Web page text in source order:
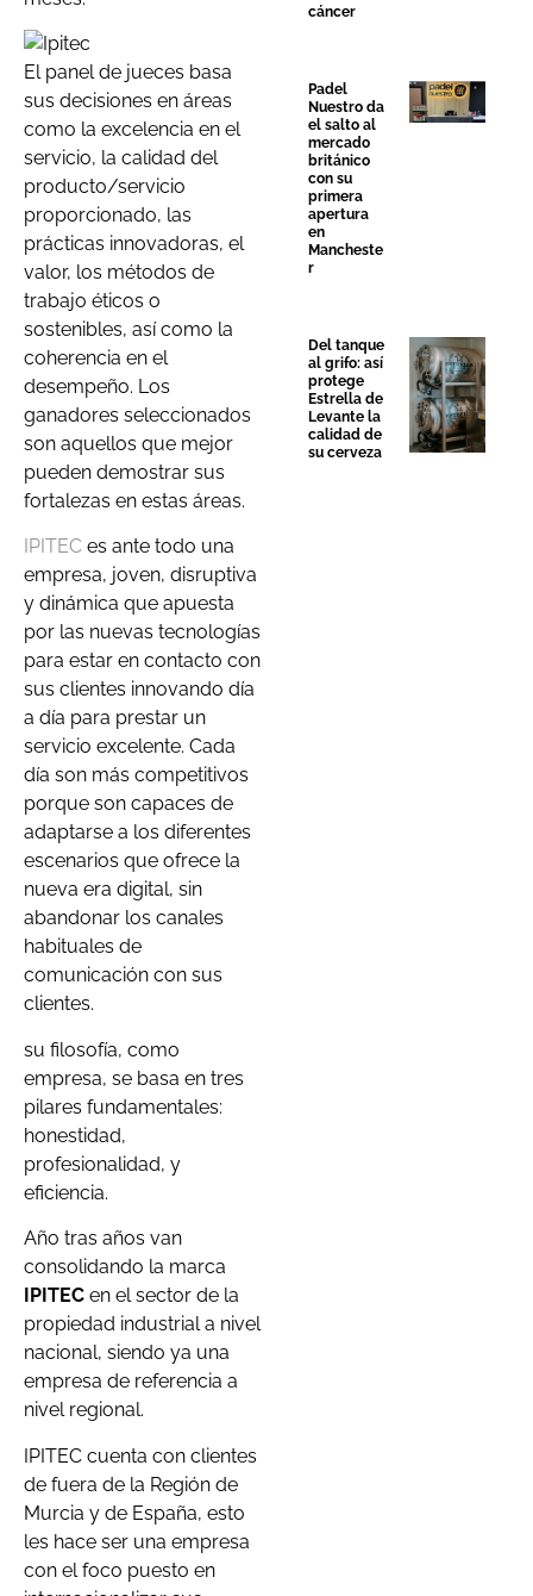
El panel de jueces basa
sus decisiones en áreas
como la excelencia en el
servicio, la calidad del
producto/servicio
proporcionado, las
prácticas innovadoras, el
valor, los métodos de
trabajo éticos o
sostenibles, así como la
coherencia en el
desempeño. Los
ganadores seleccionados
son aquellos que mejor
pueden demostrar sus
fortalezas en estas áreas.
IPITEC es ante todo una
empresa, joven, disruptiva
y dinámica que apuesta
por las nuevas tecnologías
para estar en contacto con
sus clientes innovando día
a día para prestar un
servicio excelente. Cada
día son más competitivos
porque son capaces de
adaptarse a los diferentes
escenarios que ofrece la
nueva era digital, sin
abandonar los canales
habituales de
comunicación con sus
clientes.
su filosofía, como
empresa, se basa en tres
pilares fundamentales:
honestidad,
profesionalidad, y
eficiencia.
Año tras años van
consolidando la marca
IPITEC en el sector de la
propiedad industrial a nivel
nacional, siendo ya una
empresa de referencia a
nivel regional.
IPITEC cuenta con clientes
de fuera de la Región de
Murcia y de España, esto
les hace ser una empresa
con el foco puesto en
cáncer
Padel
Nuestro da
el salto al
mercado
británico
con su
primera
apertura
en
Mancheste
r
Del tanque
al grifo: así
protege
Estrella de
Levante la
calidad de
su cerveza